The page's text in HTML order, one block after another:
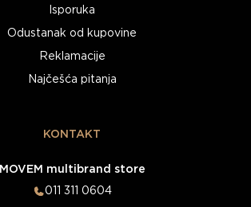
Isporuka
Odustanak od kupovine
Reklamacije
Najčešća pitanja
KONTAKT
MOVEM multibrand store
011 311 0604